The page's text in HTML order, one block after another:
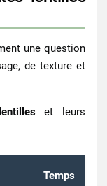
une question
de texture et
lentilles
et leurs
Temps